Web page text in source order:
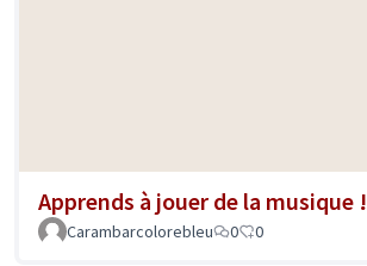
Apprends à jouer de la musique !
Carambarcolorebleu
0 0